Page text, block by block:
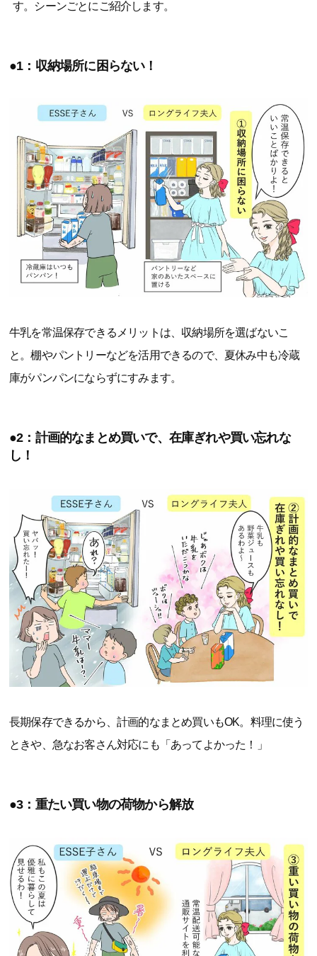
す。シーンごとにご紹介します。
●1：収納場所に困らない！
牛乳を常温保存できるメリットは、収納場所を選ばないこ
と。棚やパントリーなどを活用できるので、夏休み中も冷蔵
庫がパンパンにならずにすみます。
●2：計画的なまとめ買いで、在庫ぎれや買い忘れな
し！
長期保存できるから、計画的なまとめ買いもOK。料理に使う
ときや、急なお客さん対応にも「あってよかった！」
●3：重たい買い物の荷物から解放